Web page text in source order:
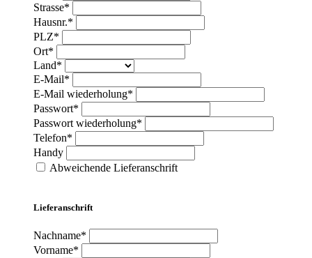
Strasse*
Hausnr.*
PLZ*
Ort*
Land*
E-Mail*
E-Mail wiederholung*
Passwort*
Passwort wiederholung*
Telefon*
Handy
Abweichende Lieferanschrift
Lieferanschrift
Nachname*
Vorname*